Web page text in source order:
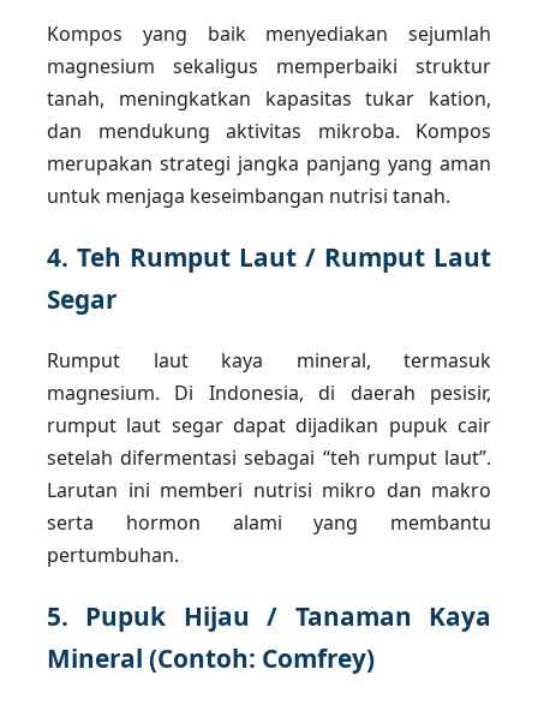
Kompos yang baik menyediakan sejumlah
magnesium sekaligus memperbaiki struktur
tanah, meningkatkan kapasitas tukar kation,
dan mendukung aktivitas mikroba. Kompos
merupakan strategi jangka panjang yang aman
untuk menjaga keseimbangan nutrisi tanah.
4. Teh Rumput Laut / Rumput Laut
Segar
Rumput laut kaya mineral, termasuk
magnesium. Di Indonesia, di daerah pesisir,
rumput laut segar dapat dijadikan pupuk cair
setelah difermentasi sebagai “teh rumput laut”.
Larutan ini memberi nutrisi mikro dan makro
serta hormon alami yang membantu
pertumbuhan.
5. Pupuk Hijau / Tanaman Kaya
Mineral (Contoh: Comfrey)